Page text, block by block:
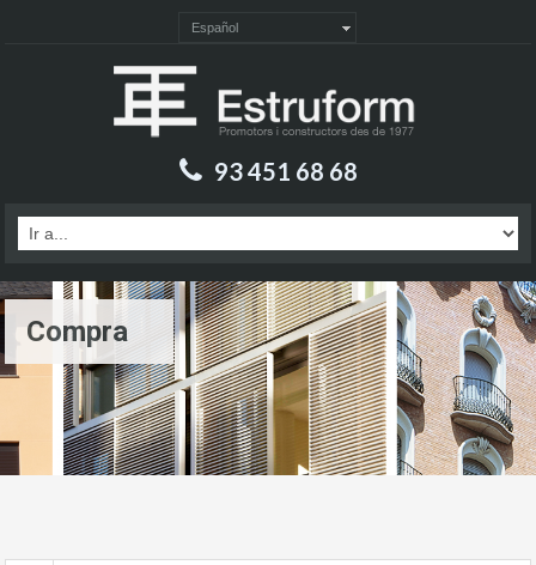
Español
93 451 68 68
Compra